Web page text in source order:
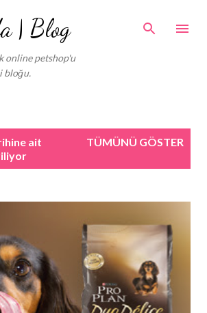
Ana içeriğe atla
| Blog
online petshop'u
bloğu.
ait
TÜMÜNÜ GÖSTER